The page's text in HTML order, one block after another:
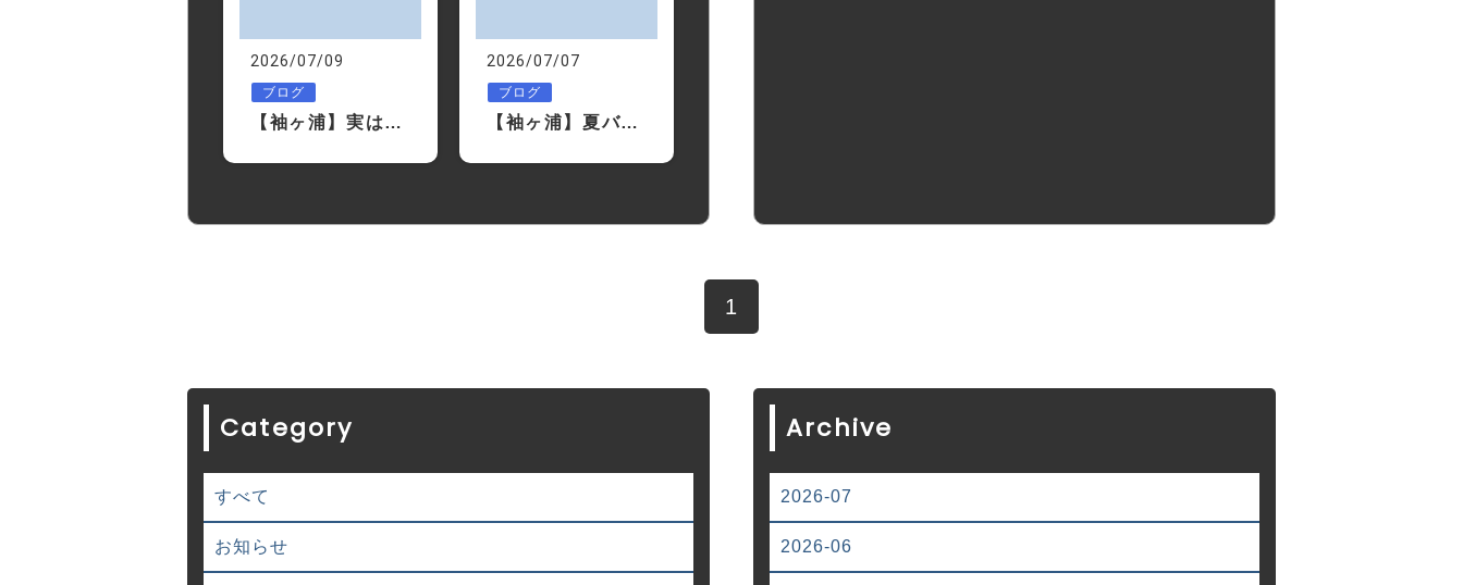
2026/07/09
ブログ
【袖ヶ浦】実は水だけ飲んでも熱中症対策にならない？意外と知らない水分補給の話
2026/07/07
ブログ
【袖ヶ浦】夏バテしやすい人の共通点｜実は「食欲がない」は危険サインです
1
Category
すべて
お知らせ
Archive
2026-07
2026-06